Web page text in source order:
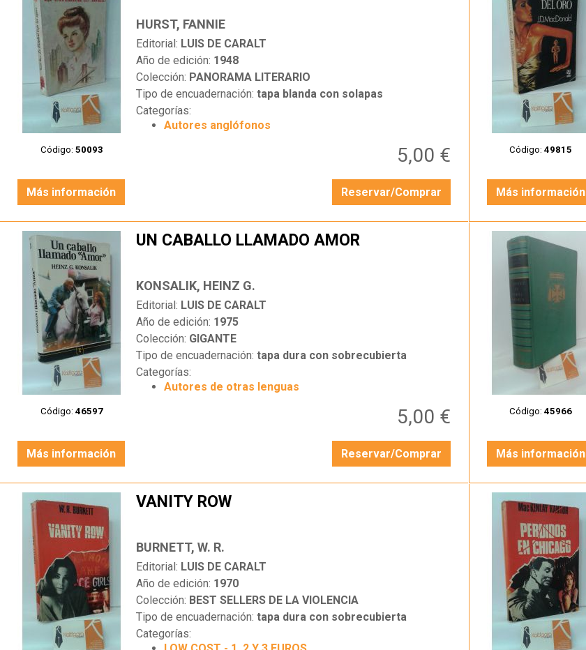
Código: 50093
HURST, FANNIE
Editorial: LUIS DE CARALT
Año de edición: 1948
Colección: PANORAMA LITERARIO
Tipo de encuadernación:tapa blanda con solapas
Categorías:
Autores anglófonos
5,00 €
Más información Reservar/Comprar
Código:49815
Más información
Código: 46597
UN CABALLO LLAMADO AMOR
KONSALIK, HEINZ G.
Editorial: LUIS DE CARALT
Año de edición: 1975
Colección: GIGANTE
Tipo de encuadernación:tapa dura con sobrecubierta
Categorías:
Autores de otras lenguas
5,00 €
Más información Reservar/Comprar
Código:45966
Más información
VANITY ROW
BURNETT, W. R.
Editorial: LUIS DE CARALT
Año de edición: 1970
Colección: BEST SELLERS DE LA VIOLENCIA
Tipo de encuadernación:tapa dura con sobrecubierta
Categorías: